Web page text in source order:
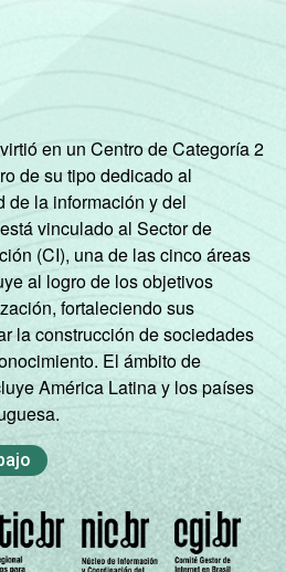
Desenvolvimento da
(Cetic.br),
o uso da Internet por
no Brasil – TIC Kids
en un Centro de Categoría 2
de su tipo dedicado al
de la información y del
vinculado al Sector de
(CI), una de las cinco áreas
al logro de los objetivos
fortaleciendo sus
la construcción de sociedades
El ámbito de
América Latina y los países